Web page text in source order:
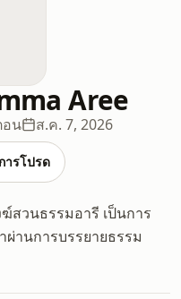
Aree
อน ส.ค. 7, 2026
ารโปรด
สวนธรรมอารี เป็นการ
านการบรรยายธรรม